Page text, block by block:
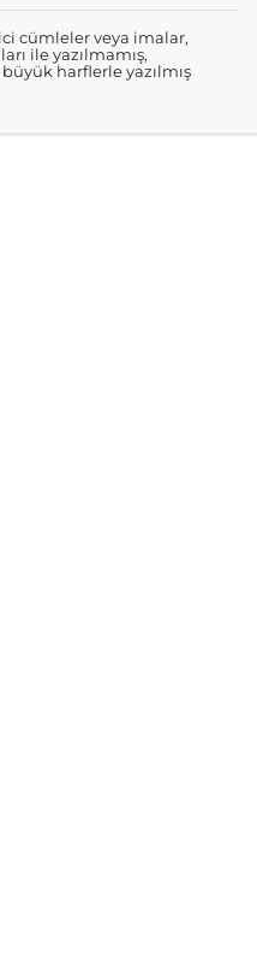
cümleler veya imalar,
ile yazılmamış,
harflerle yazılmış